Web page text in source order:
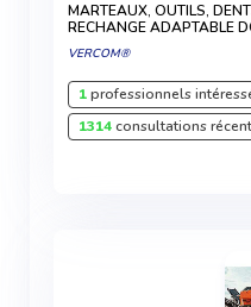
MARTEAUX, OUTILS,
RECHANGE ADAPTABLE
VERCOM®
1professionnels
1314consultations